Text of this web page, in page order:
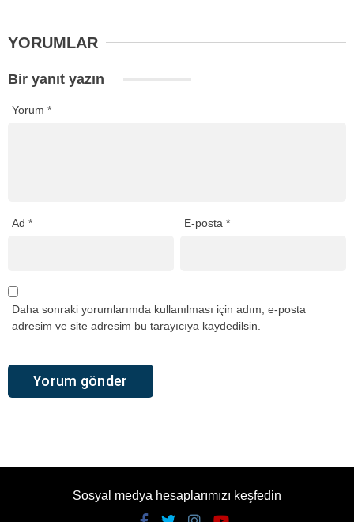
YORUMLAR
Bir yanıt yazın
Yorum *
Ad * E-posta*
Daha sonraki yorumlarımda kullanılması için adım, e-posta
adresim ve site adresim bu tarayıcıya kaydedilsin.
Sosyal medya hesaplarımızı keşfedin